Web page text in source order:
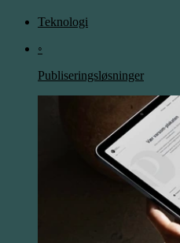
Teknologi
◦
Publiseringsløsninger